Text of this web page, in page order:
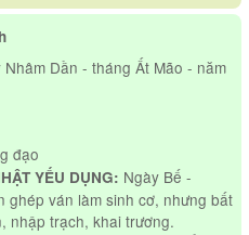
Dần - tháng Ất Mão - năm
đạo
YẾU DỤNG: Ngày Bế -
ghép ván làm sinh cơ, nhưng bất
nhập trạch, khai trương.